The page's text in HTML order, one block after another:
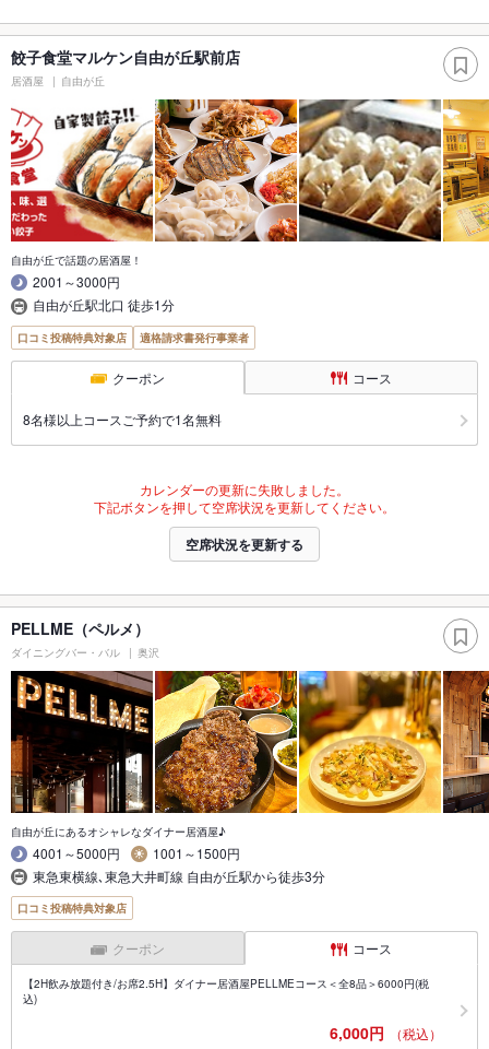
餃子食堂マルケン自由が丘駅前店
居酒屋 自由が丘
自由が丘で話題の居酒屋！
2001～3000円
自由が丘駅北口 徒歩1分
口コミ投稿特典対象店 適格請求書発行事業者
クーポン コース
8名様以上コースご予約で1名無料
カレンダーの更新に失敗しました。
下記ボタンを押して空席状況を更新してください。
空席状況を更新する
PELLME（ペルメ）
ダイニングバー・バル 奥沢
自由が丘にあるオシャレなダイナー居酒屋♪
4001～5000円
1001～1500円
東急東横線､東急大井町線 自由が丘駅から徒歩3分
口コミ投稿特典対象店
クーポン コース
【2H飲み放題付き/お席2.5H】ダイナー居酒屋PELLMEコース＜全8品＞6000円(税
込)
6,000円 （税込）